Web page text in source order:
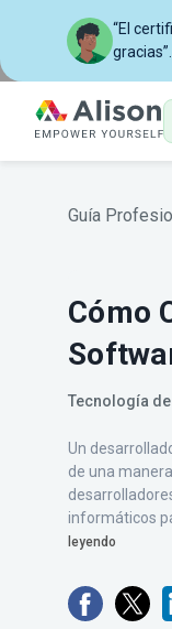
“El
Guía
Cómo
Tecnología
Un
de una
informáticos
leyendo